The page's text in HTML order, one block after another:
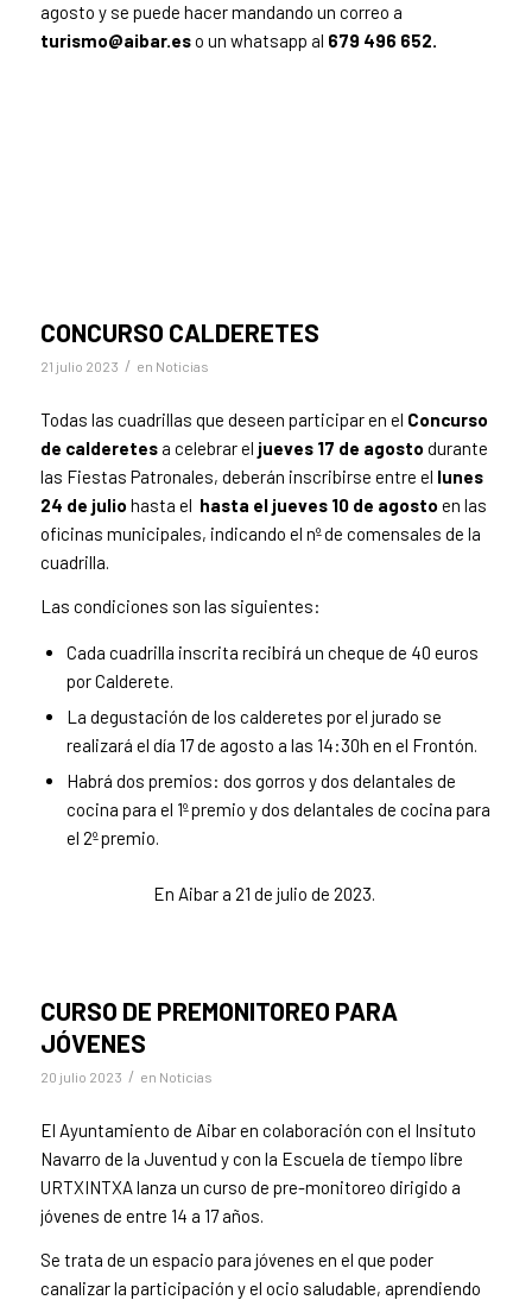
agosto y se puede hacer mandando un correo a
turismo@aibar.eso un whatsapp al 679 496 652.
CONCURSO CALDERETES
21 julio 2023 / en Noticias
Todas las cuadrillas que deseen participar en el Concurso
de calderetesa celebrar el jueves 17 de agosto durante
las Fiestas Patronales, deberán inscribirse entre el lunes
24 de julio hasta el hasta el jueves 10 de agosto en las
oficinas municipales, indicando el nº de comensales de la
cuadrilla.
Las condiciones son las siguientes:
Cada cuadrilla inscrita recibirá un cheque de 40 euros
por Calderete.
La degustación de los calderetes por el jurado se
realizará el día 17 de agosto a las 14:30h en el Frontón.
Habrá dos premios: dos gorros y dos delantales de
cocina para el 1º premio y dos delantales de cocina para
el 2º premio.
En Aibar a 21 de julio de 2023.
CURSO DE PREMONITOREO PARA
JÓVENES
20 julio 2023 / en Noticias
El Ayuntamiento de Aibar en colaboración con el Insituto
Navarro de la Juventud y con la Escuela de tiempo libre
URTXINTXA lanza un curso de pre-monitoreo dirigido a
jóvenes de entre 14 a 17 años.
Se trata de un espacio para jóvenes en el que poder
canalizar la participación y el ocio saludable, aprendiendo